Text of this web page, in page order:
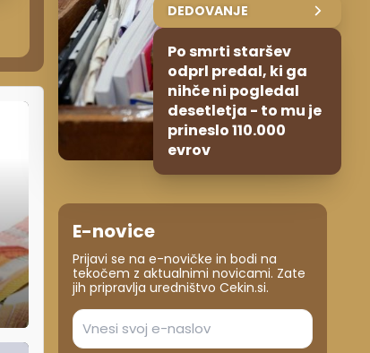
DEDOVANJE
Po smrti staršev
odprl predal, ki ga
nihče ni pogledal
desetletja - to mu je
prineslo 110.000
evrov
E-novice
Prijavi se na e-novičke in bodi na
tekočem z aktualnimi novicami. Zate
jih pripravlja uredništvo Cekin.si.